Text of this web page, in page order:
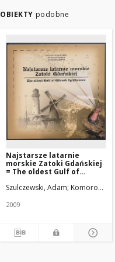
OBIEKTY podobne
Najstarsze latarnie
morskie Zatoki Gdańskiej
= The oldest Gulf of
Szulczewski, Adam
2009